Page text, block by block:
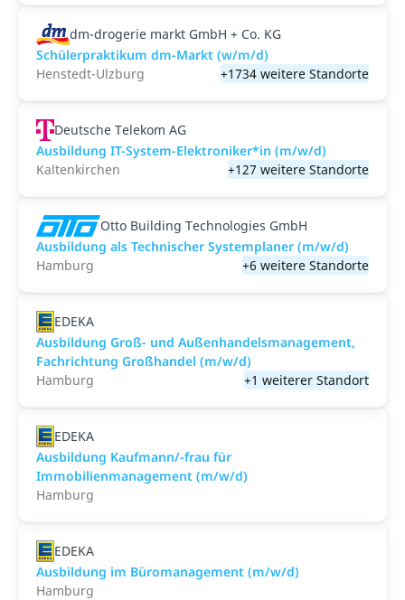
dm-drogerie markt GmbH + Co. KG
Schülerpraktikum dm-Markt (w/m/d)
Henstedt-Ulzburg
+1734 weitere Standorte
Deutsche Telekom AG
Ausbildung IT-System-Elektroniker*in (m/w/d)
Kaltenkirchen
+127 weitere Standorte
Otto Building Technologies GmbH
Ausbildung als Technischer Systemplaner (m/w/d)
Hamburg
+6 weitere Standorte
EDEKA
Ausbildung Groß- und Außenhandelsmanagement,
Fachrichtung Großhandel (m/w/d)
Hamburg
+1 weiterer Standort
EDEKA
Ausbildung Kaufmann/-frau für
Immobilienmanagement (m/w/d)
Hamburg
EDEKA
Ausbildung im Büromanagement (m/w/d)
Hamburg